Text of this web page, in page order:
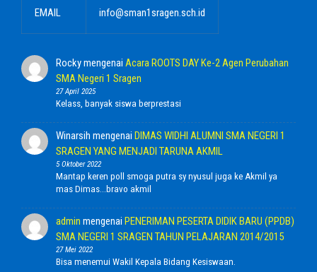
EMAIL info@sman1sragen.sch.id
Rockymengenai Acara ROOTS DAY Ke-2 Agen Perubahan
SMA Negeri 1 Sragen
27 April 2025
Kelass, banyak siswa berprestasi
Winarsih mengenai DIMAS WIDHI ALUMNI SMA NEGERI 1
SRAGEN YANG MENJADI TARUNA AKMIL
5 Oktober 2022
Mantap keren poll smoga putra sy nyusul juga ke Akmil ya
mas Dimas...bravo akmil
admin mengenai PENERIMAN PESERTA DIDIK BARU (PPDB)
SMA NEGERI 1 SRAGEN TAHUN PELAJARAN 2014/2015
27 Mei 2022
Bisa menemui Wakil Kepala Bidang Kesiswaan.